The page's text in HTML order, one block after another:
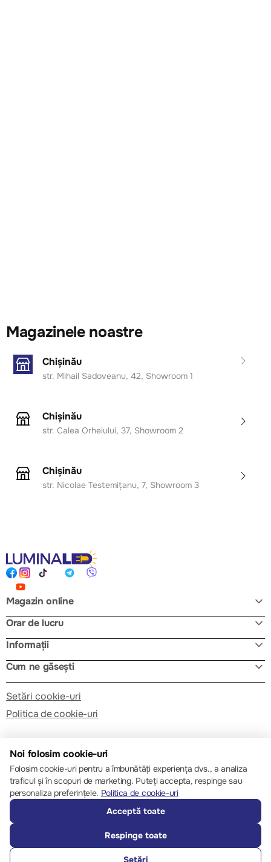
Magazinele noastre
Chișinău
str. Mihail Sadoveanu, 42, Showroom 1
Chișinău
str. Calea Orheiului, 37, Showroom 2
Chișinău
str. Nicolae Testemițanu, 7, Showroom 3
Magazin online
Orar de lucru
Informații
Cum ne găsești
Setări cookie-uri
Politica de cookie-uri
© 2013 – 2026 ECOM
Noi folosim cookie-uri
Folosim cookie-uri pentru a îmbunătăți experiența dvs., a analiza
traficul și în scopuri de marketing. Puteți accepta, respinge sau
personaliza preferințele. Politica de cookie-uri
Acceptă toate
Respinge toate
Setări